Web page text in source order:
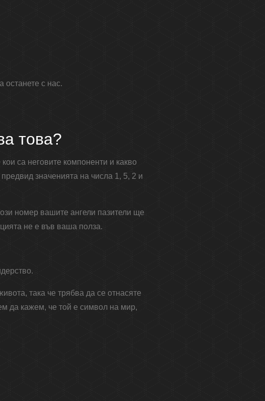
останете с нас.
това?
са неговите компоненти и какво
значенията на числа 1, 5, 2 и
номер вашите ангели пазители ще
не е във ваша полза.
така че трябва да се отнасяте
да кажем, че той е символ на мир,